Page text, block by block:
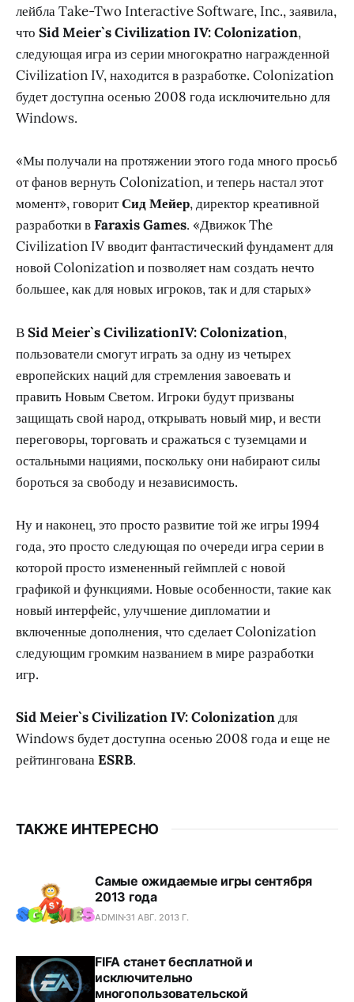
лейбла Take-Two Interactive Software, Inc., заявила,
что Sid Meier`s Civilization IV: Colonization,
следующая игра из серии многократно награжденной
Civilization IV, находится в разработке. Colonization
будет доступна осенью 2008 года исключительно для
Windows.
«Мы получали на протяжении этого года много просьб
от фанов вернуть Colonization, и теперь настал этот
момент», говоритСид Мейер, директор креативной
разработки вFaraxis Games. «Движок The
Civilization IV вводит фантастический фундамент для
новой Colonization и позволяет нам создать нечто
большее, как для новых игроков, так и для старых»
ВSid Meier`s CivilizationIV: Colonization,
пользователи смогут играть за одну из четырех
европейских наций для стремления завоевать и
править Новым Светом. Игроки будут призваны
защищать свой народ, открывать новый мир, и вести
переговоры, торговать и сражаться с туземцами и
остальными нациями, поскольку они набирают силы
бороться за свободу и независимость.
Ну и наконец, это просто развитие той же игры 1994
года, это просто следующая по очереди игра серии в
которой просто измененный геймплей с новой
графикой и функциями. Новые особенности, такие как
новый интерфейс, улучшение дипломатии и
включенные дополнения, что сделает Colonization
следующим громким названием в мире разработки
игр.
Sid Meier`s Civilization IV: Colonizationдля
Windows будет доступна осенью 2008 года и еще не
рейтингованаESRB.
ТАКЖЕ ИНТЕРЕСНО
Самые ожидаемые игры сентября
2013 года
ADMIN 31 АВГ. 2013 Г.
FIFA станет бесплатной и
исключительно
многопользовательской